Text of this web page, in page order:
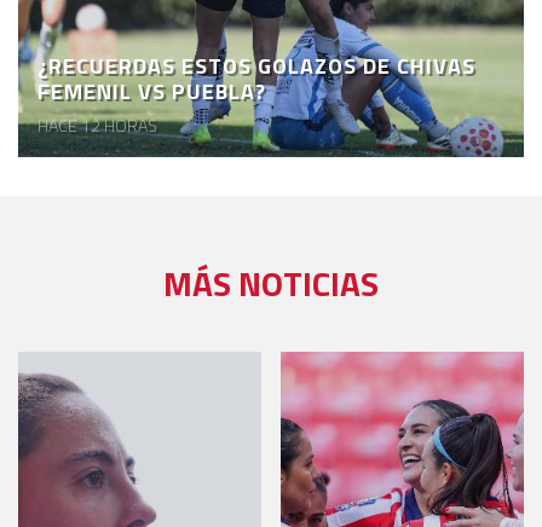
¿RECUERDAS ESTOS GOLAZOS DE CHIVAS
FEMENIL VS PUEBLA?
HACE 12 HORAS
MÁS NOTICIAS